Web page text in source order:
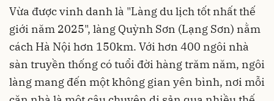
Vừa được vinh danh là "Làng du lịch tốt nhất thế
giới năm 2025", làng Quỳnh Sơn (Lạng Sơn) nằm
cách Hà Nội hơn 150km. Với hơn 400 ngôi nhà
sàn truyền thống có tuổi đời hàng trăm năm, ngôi
làng mang đến một không gian yên bình, nơi mỗi